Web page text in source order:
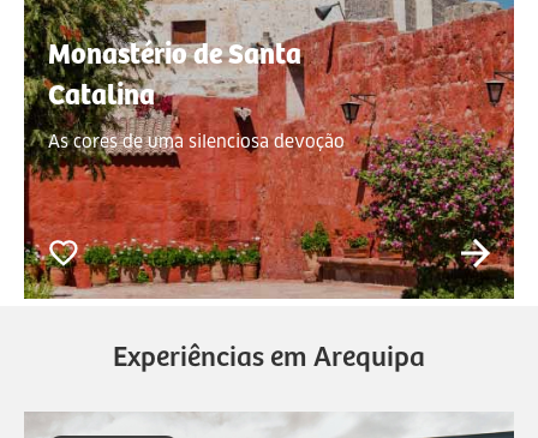
Monastério de Santa
Catalina
As cores de uma silenciosa devoção
Experiências em Arequipa